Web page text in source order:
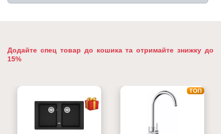
Додайте спец товар до кошика та отримайте знижку до
15%